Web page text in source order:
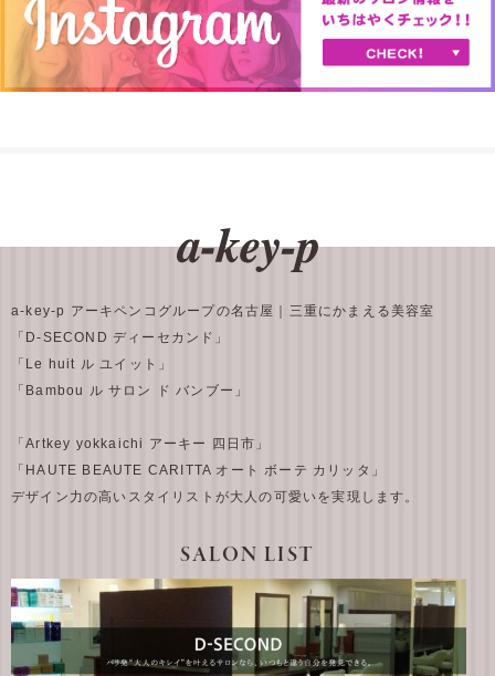
a-key-p アーキペンコグループの名古屋｜三重にかまえる美容室
「D-SECOND ディーセカンド」
「Le huit ル ユイット」
「Bambou ル サロン ド バンブー」
「Artkey yokkaichi アーキー 四日市」
「HAUTE BEAUTE CARITTA オート ボーテ カリッタ」
デザイン力の高いスタイリストが大人の可愛いを実現します。
SALON LIST